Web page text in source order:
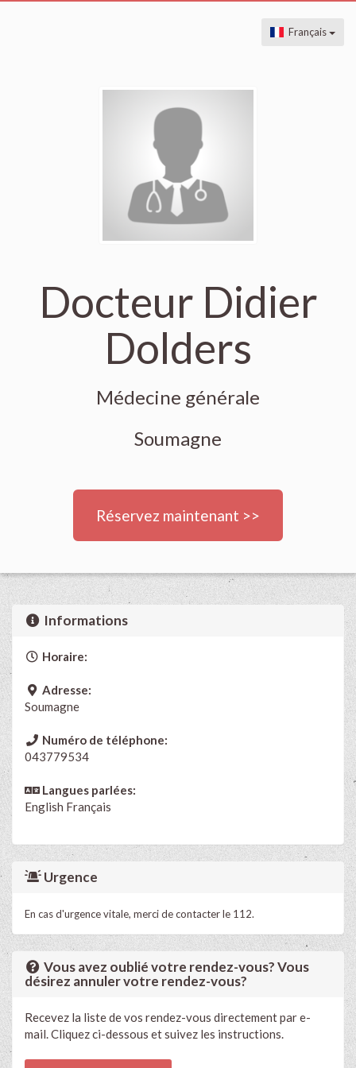
Français
Docteur Didier
Dolders
Médecine générale
Soumagne
Réservez maintenant >>
Informations
Horaire:
Adresse:
Soumagne
Numéro de téléphone:
043779534
Langues parlées:
English Français
Urgence
En cas d'urgence vitale, merci de contacter le 112.
Vous avez oublié votre rendez-vous? Vous
désirez annuler votre rendez-vous?
Recevez la liste de vos rendez-vous directement par e-
mail. Cliquez ci-dessous et suivez les instructions.